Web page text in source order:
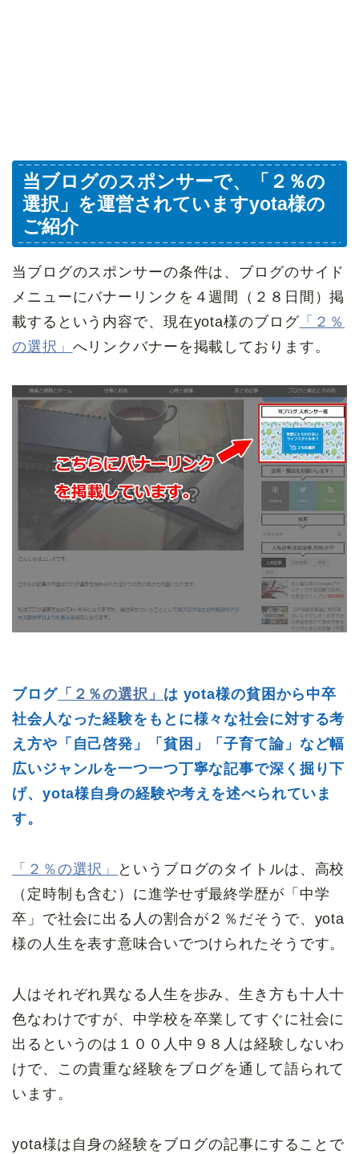
当ブログのスポンサーで、「２％の
選択」を運営されていますyota様の
ご紹介
当ブログのスポンサーの条件は、ブログのサイド
メニューにバナーリンクを４週間（２８日間）掲
載するという内容で、現在yota様のブログ「２％
の選択」 へリンクバナーを掲載しております。
ブログ「２％の選択」 は yota様の貧困から中卒
社会人なった経験をもとに様々な社会に対する考
え方や「自己啓発」「貧困」「子育て論」など幅
広いジャンルを一つ一つ丁寧な記事で深く掘り下
げ、yota様自身の経験や考えを述べられていま
す。
「２％の選択」
というブログのタイトルは、高校
（定時制も含む）に進学せず最終学歴が「中学
卒」で社会に出る人の割合が２％だそうで、yota
様の人生を表す意味合いでつけられたそうです。
人はそれぞれ異なる人生を歩み、生き方も十人十
色なわけですが、中学校を卒業してすぐに社会に
出るというのは１００人中９８人は経験しないわ
けで、この貴重な経験をブログを通して語られて
います。
yota様は自身の経験をブログの記事にすることで